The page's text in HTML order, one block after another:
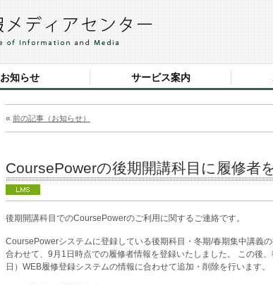
お知らせ サービス案内
« 前の記事（お知らせ）
CoursePowerの後期開講科目に履修者
後期開講科目でのCoursePowerのご利用に関するご連絡です。
CoursePowerシステムに登録している後期科目・冬期/春期集中講義
合わせて、9月1日時点での履修者情報を登録いたしました。 この後
日）WEB履修登録システムの情報に合わせて追加・削除を行います。